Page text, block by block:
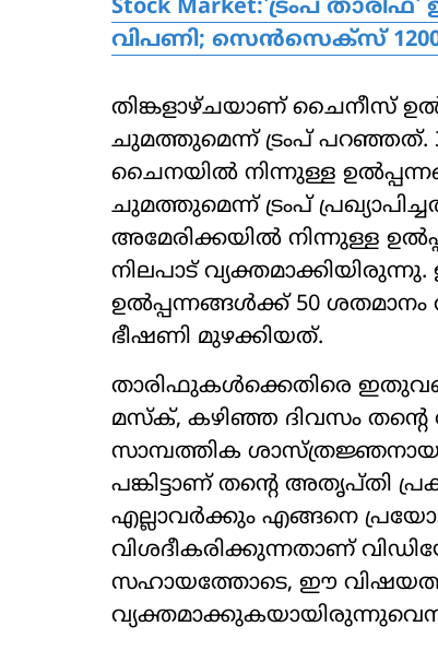
Stock Market:'ട്രംപ്
വിപണി; സെന്‍സെക്‌സ് 1200
തിങ്കളാഴ്ചയാണ് ചൈനീസ്
ചുമത്തുമെന്ന് ട്രംപ് പറഞ്ഞത്.
ചൈനയില്‍ നിന്നുള്ള
ചുമത്തുമെന്ന് ട്രംപ്
അമേരിക്കയില്‍ നിന്നുള്ള
നിലപാട്
ഉല്‍പ്പന്നങ്ങള്‍ക്ക് 50
ഭീഷണി മുഴക്കിയത്.
താരിഫുകള്‍ക്കെതിരെ
മസ്‌ക്, കഴിഞ്ഞ ദിവസം
സാമ്പത്തിക ശാസ്ത്രജ്ഞനായ
പങ്കിട്ടാണ് തന്റെ അതൃപ്തി
എല്ലാവര്‍ക്കും എങ്ങനെ
വിശദീകരിക്കുന്നതാണ്
സഹായത്തോടെ, ഈ